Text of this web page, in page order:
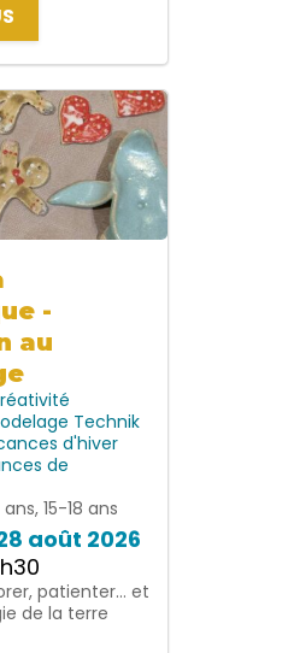
-
au
Technik
d'hiver
de
ans, 15-18 ans
août 2026
patienter… et
de la terre